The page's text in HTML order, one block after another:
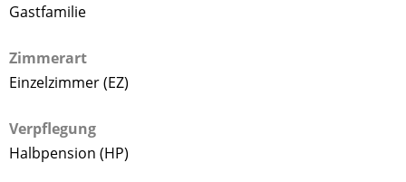
Gastfamilie
Zimmerart
Einzelzimmer (EZ)
Verpflegung
Halbpension (HP)